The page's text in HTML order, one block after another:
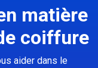
matière
coiffure
aider dans le